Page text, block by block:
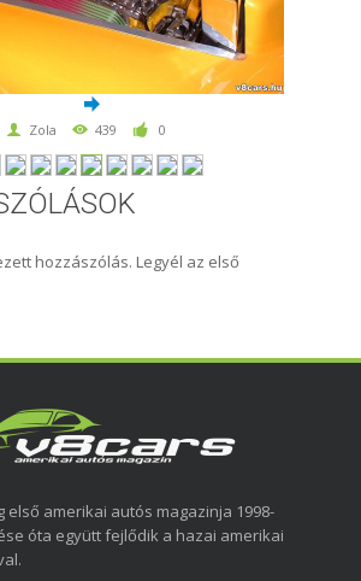
Zola 439 0
hozzászólás. Legyél az első
első amerikai autós magazinja 1998-
óta együtt fejlődik a hazai amerikai